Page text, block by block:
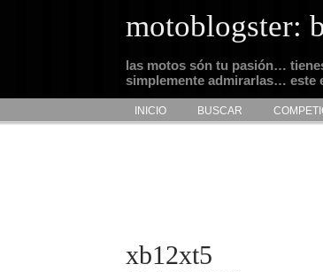
motoblogster:
las motos són tu pasión…
simplemente admirarlas… este
INICIO BUSCAR
xb12xt5